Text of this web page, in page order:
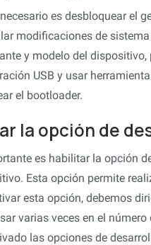
es desbloquear el
modificaciones de
y modelo del
USB y usar
el bootloader.
la opción de
es habilitar la opción
Esta opción permite
esta opción, debemos
varias veces en el
las opciones de